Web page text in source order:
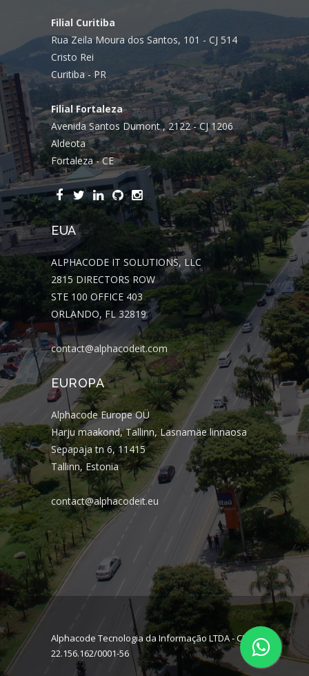
Filial Curitiba
Rua Zeila Moura dos Santos, 101 - CJ 514
Cristo Rei
Curitiba - PR
Filial Fortaleza
Avenida Santos Dumont , 2122 - CJ 1206
Aldeota
Fortaleza - CE
EUA
ALPHACODE IT SOLUTIONS, LLC
2815 DIRECTORS ROW
STE 100 OFFICE 403
ORLANDO, FL 32819
contact@alphacodeit.com
EUROPA
Alphacode Europe OÜ
Harju maakond, Tallinn, Lasnamäe linnaosa
Sepapaja tn 6, 11415
Tallinn, Estonia
contact@alphacodeit.eu
Alphacode Tecnologia da Informação LTDA - CNPJ:
22.156.162/0001-56